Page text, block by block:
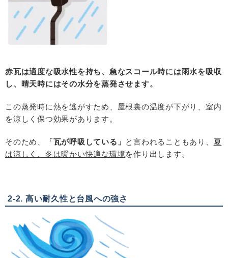
赤瓦は適度な吸水性を持ち、急なスコール時には雨水を吸収
し、晴天時にはその水分を蒸発させます。
この蒸発時に熱を逃がすため、屋根裏の温度が下がり、室内
を涼しく保つ効果があります。
そのため、 「瓦が呼吸している」 と言われることもあり、 夏
は涼しく、冬は暖かい快適な環境を作り出します。
2-2. 高い耐久性と台風への強さ